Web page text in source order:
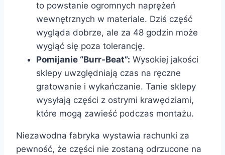
to powstanie ogromnych naprężeń
wewnętrznych w materiale. Dziś część
wygląda dobrze, ale za 48 godzin może
wygiąć się poza tolerancję.
Pomijanie “Burr-Beat”: Wysokiej jakości
sklepy uwzględniają czas na ręczne
gratowanie i wykańczanie. Tanie sklepy
wysyłają części z ostrymi krawędziami,
które mogą zawieść podczas montażu.
Niezawodna fabryka wystawia rachunki za
pewność, że części nie zostaną odrzucone na